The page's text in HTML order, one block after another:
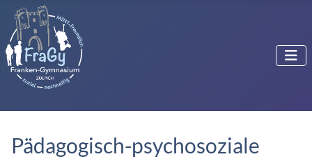
Pädagogisch-psychosoziale